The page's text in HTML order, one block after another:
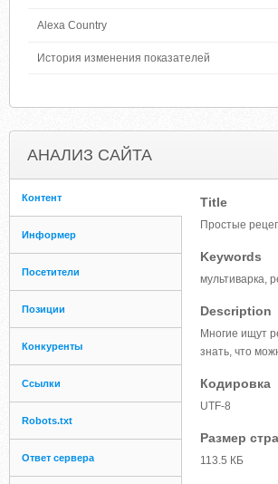
Alexa Country
История изменения показателей
АНАЛИЗ САЙТА
Контент
Информер
Посетители
Позиции
Конкуренты
Ссылки
Robots.txt
Ответ сервера
Title
Простые
Keywords
мультиварка,
Description
Многие ищут
знать, что
Кодировка
UTF-8
Размер
113.5 КБ